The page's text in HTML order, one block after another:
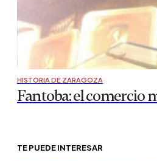
HISTORIA DE ZARAGOZA
Fantoba: el comercio
TE PUEDE INTERESAR